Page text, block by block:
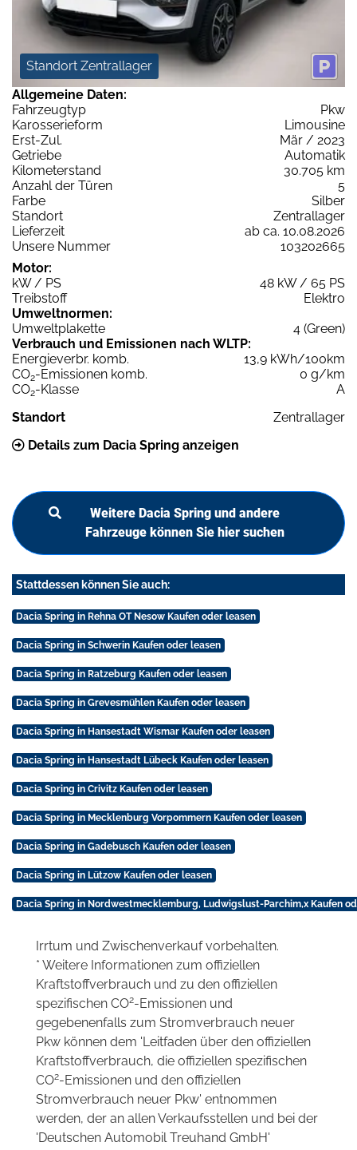
Standort Zentrallager
Allgemeine Daten:
Fahrzeugtyp
Pkw
Karosserieform
Limousine
Erst-Zul.
Mär / 2023
Getriebe
Automatik
Kilometerstand
30.705 km
Anzahl der Türen
5
Farbe
Silber
Standort
Zentrallager
Lieferzeit
ab ca. 10.08.2026
Unsere Nummer
103202665
Motor:
kW / PS
48 kW / 65 PS
Treibstoff
Elektro
Umweltnormen:
Umweltplakette
4 (Green)
Verbrauch und Emissionen nach WLTP:
Energieverbr. komb.
13,9 kWh/100km
CO2-Emissionen komb.
0 g/km
CO2-Klasse
A
Standort
Zentrallager
Details zum Dacia Spring anzeigen
Weitere Dacia Spring und andere
Fahrzeuge können Sie hier suchen
Stattdessen können Sie auch:
Dacia Spring in Rehna OT Nesow Kaufen oder leasen
Dacia Spring in Schwerin Kaufen oder leasen
Dacia Spring in Ratzeburg Kaufen oder leasen
Dacia Spring in Grevesmühlen Kaufen oder leasen
Dacia Spring in Hansestadt Wismar Kaufen oder leasen
Dacia Spring in Hansestadt Lübeck Kaufen oder leasen
Dacia Spring in Crivitz Kaufen oder leasen
Dacia Spring in Mecklenburg Vorpommern Kaufen oder leasen
Dacia Spring in Gadebusch Kaufen oder leasen
Dacia Spring in Lützow Kaufen oder leasen
Dacia Spring in Nordwestmecklemburg, Ludwigslust-Parchim,x Kaufen
Irrtum und Zwischenverkauf vorbehalten.
* Weitere Informationen zum offiziellen
Kraftstoffverbrauch und zu den offiziellen
spezifischen CO2-Emissionen und
gegebenenfalls zum Stromverbrauch neuer
Pkw können dem 'Leitfaden über den offiziellen
Kraftstoffverbrauch, die offiziellen spezifischen
CO2-Emissionen und den offiziellen
Stromverbrauch neuer Pkw' entnommen
werden, der an allen Verkaufsstellen und bei der
'Deutschen Automobil Treuhand GmbH'